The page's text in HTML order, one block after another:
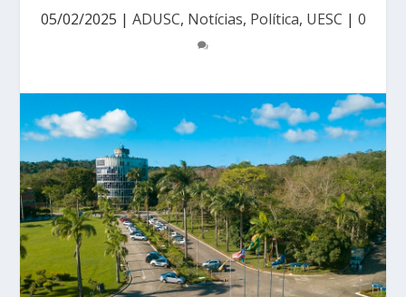
05/02/2025 | ADUSC, Notícias, Política, UESC | 0